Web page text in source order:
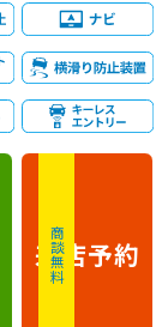
商談無料
来店予約